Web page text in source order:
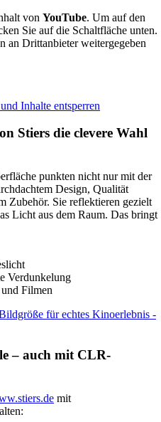
von YouTube. Um auf den
Sie auf die Schaltfläche unten.
an Drittanbieter weitergegeben
Inhalte entsperren
Stiers die clevere Wahl
punkten nicht nur mit der
Design, Qualität
Zubehör. Sie reflektieren gezielt
Licht aus dem Raum. Das bringt
Verdunkelung
Filmen
– auch mit CLR-
mit